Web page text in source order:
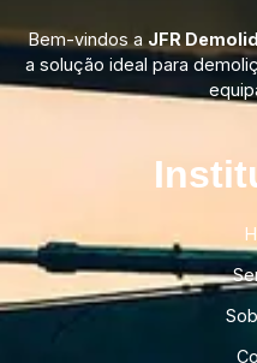
Bem-vindos a JFR
a solução ideal para